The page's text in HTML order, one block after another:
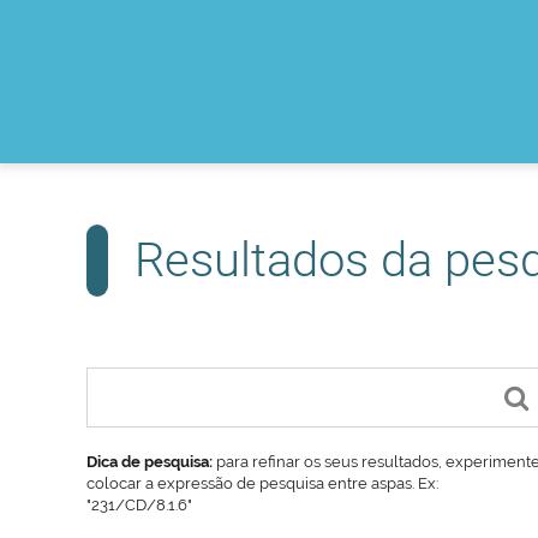
Resultados da
Dica de pesquisa: para refinar os seus resultados,
colocar a expressão de pesquisa entre aspas. Ex:
"231/CD/8.1.6"